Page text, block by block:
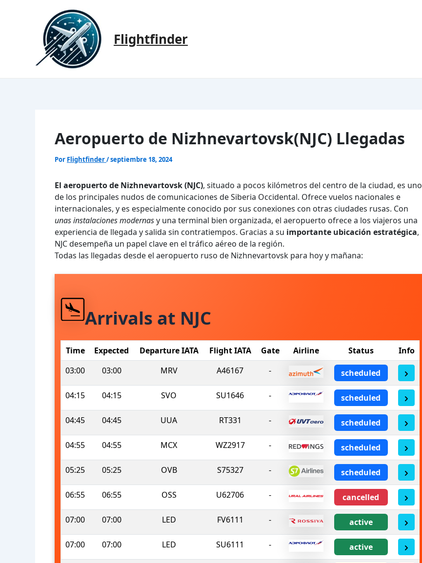
Flightfinder
Aeropuerto de Nizhnevartovsk(NJC) Llegadas
Por Flightfinder/septiembre 18, 2024
El aeropuerto de Nizhnevartovsk (NJC), situado a pocos kilómetros del centro de la ciudad, es uno
de los principales nudos de comunicaciones de Siberia Occidental. Ofrece vuelos nacionales e
internacionales, y es especialmente conocido por sus conexiones con otras ciudades rusas. Con
unas instalaciones modernasy una terminal bien organizada, el aeropuerto ofrece a los viajeros una
experiencia de llegada y salida sin contratiempos. Gracias a su importante ubicación estratégica,
NJC desempeña un papel clave en el tráfico aéreo de la región.
Todas las llegadas desde el aeropuerto ruso de Nizhnevartovsk para hoy y mañana:
Arrivals at NJC
Time Expected Departure IATA Flight IATA Gate Airline Status
Info
03:00
03:00 MRV A46167 - scheduled
04:15 04:15 SVO SU1646 - scheduled
04:45 04:45 UUA RT331 - scheduled
04:55 04:55 MCX WZ2917 - scheduled
05:25 05:25 OVB S75327 - scheduled
06:55 06:55 OSS U62706 - cancelled
07:00 07:00 LED FV6111 - active
07:00 07:00 LED SU6111 - active